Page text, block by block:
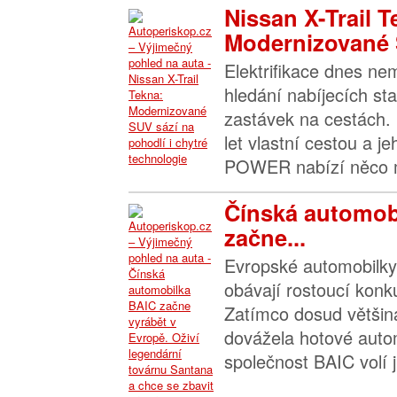
Nissan X-Trail
Modernizované
Elektrifikace dnes
hledání nabíjecích
zastávek na
let vlastní cestou a
POWER nabízí něco
Čínská
začne...
Evropské
obávají rostoucí
Zatímco dosud
dovážela hotové
společnost BAIC volí